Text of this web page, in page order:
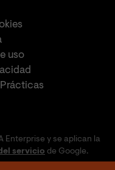
uso
Enterprise y se aplican la
servicio de Google.